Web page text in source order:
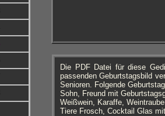
Die PDF Datei für diese
passenden Geburtstagsbild
Senioren. Folgende
Sohn, Freund mit
Weißwein, Karaffe,
Tiere Frosch, Cocktail Glas